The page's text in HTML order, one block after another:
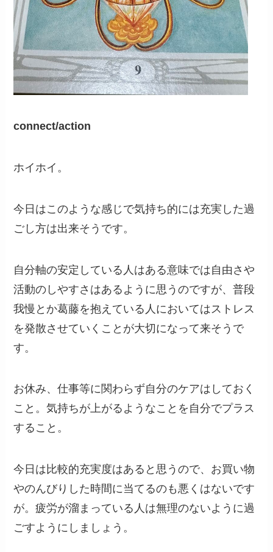
connect/action
ホイホイ。
今日はこのような感じで気持ち的には充実した過
ごし方は出来そうです。
自分軸の安定している人はある意味では自由さや
活動のしやすさはあるように思うのですが、普段
我慢とか葛藤を抱えている人においてはストレス
を発散させていくことが大切になって来そうで
す。
お休み、仕事等に関わらず自分のケアはしておく
こと。気持ちが上がるようなことを自分でプラス
すること。
今日は比較的充実度はあると思うので、お買い物
やのんびりした時間に当てるのも悪くはないです
が。疲労が溜まっている人は無理のないように過
ごすようにしましょう。